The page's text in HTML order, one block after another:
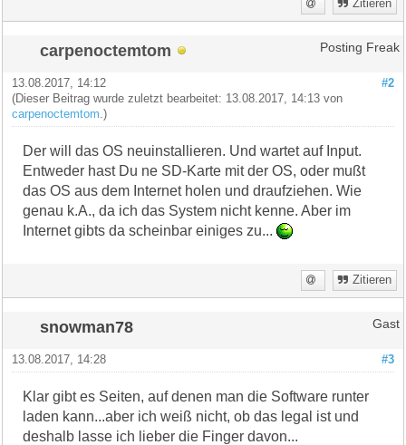
Zitieren
carpenoctemtom Posting Freak
#2
13.08.2017, 14:12
(Dieser Beitrag wurde zuletzt bearbeitet: 13.08.2017, 14:13 von
carpenoctemtom .)
Der will das OS neuinstallieren. Und wartet auf Input.
Entweder hast Du ne SD-Karte mit der OS, oder mußt
das OS aus dem Internet holen und draufziehen. Wie
genau k.A., da ich das System nicht kenne. Aber im
Internet gibts da scheinbar einiges zu...
Zitieren
snowman78 Gast
#3
13.08.2017, 14:28
Klar gibt es Seiten, auf denen man die Software runter
laden kann...aber ich weiß nicht, ob das legal ist und
deshalb lasse ich lieber die Finger davon...